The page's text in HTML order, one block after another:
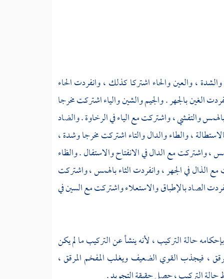
والشدة ، والعين والحاء اشتركا كذلك ، وانفردت الحاء
الغين بالجهر . والجيم والشين والياء اشتركت مخرجا
والتفشي ، واشتركت مع الياء في الرخاوة . والضاد
، والطاء والدال والتاء اشتركت مخرجا وشدة ،
، واشتركت مع الدال في الانفتاح والاستفال . والظاء
الذال في الجهر ، وانفردت الثاء بالهمس ، واشتركت
الصاد بالإطباق والاستعلاء واشتركت مع السين في
حالة التركيب ، لأنه ينشأ عن التركيب ما لم يكن
، فيجذب القوي الضعيف ويغلب المفخم المرقق ،